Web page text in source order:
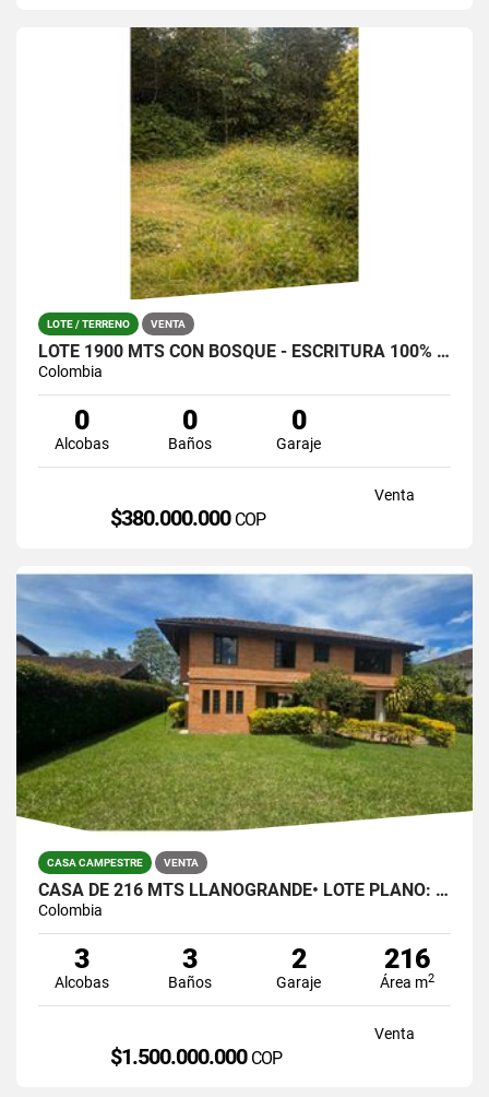
LOTE / TERRENO VENTA
LOTE 1900 MTS CON BOSQUE - ESCRITURA 100% SANTA ELENA (LA CATALANA)
Colombia
0
Alcobas
0
Baños
0
Garaje
Venta
$380.000.000 COP
CASA CAMPESTRE VENTA
CASA DE 216 MTS LLANOGRANDE• LOTE PLANO: 823 MTS $1.500.000.00
Colombia
3
Alcobas
3
Baños
2
Garaje
216
Área m2
Venta
$1.500.000.000 COP